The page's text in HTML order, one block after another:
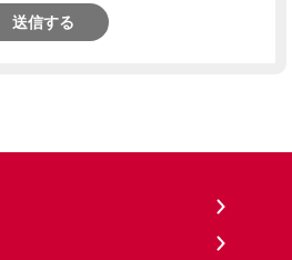
送信する